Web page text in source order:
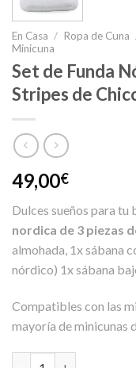
En Casa / Ropa de Cuna
Minicuna
Set de Funda
Stripes de
49,00€
Dulces sueños para tu
nordica de 3 piezas
almohada, 1x sábana
nórdico) 1x sábana
Compatibles con las
mayoría de minicunas